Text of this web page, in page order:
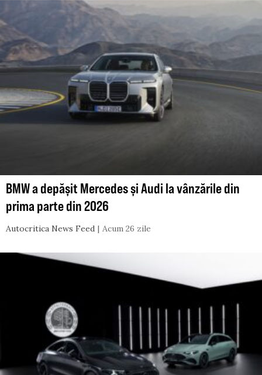
BMW a depășit Mercedes și Audi la vânzările din
prima parte din 2026
Autocritica News Feed Acum 26 zile